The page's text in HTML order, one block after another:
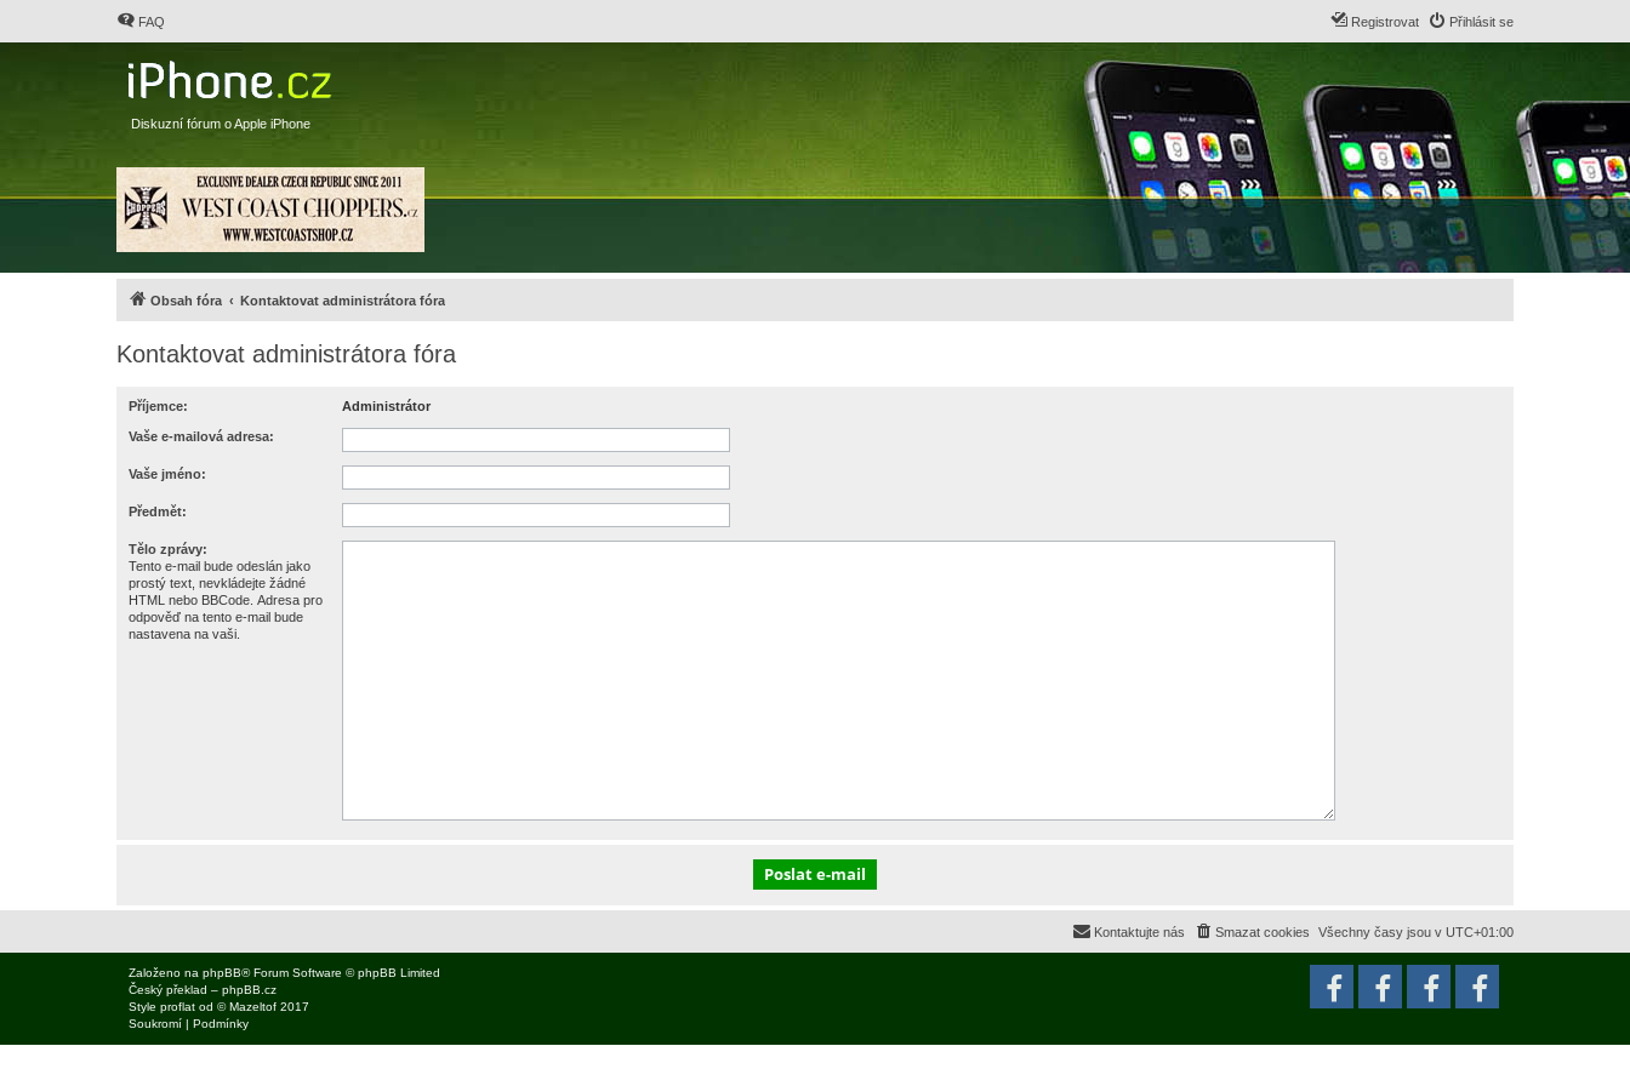
FAQ Přihlásit se
Registrovat
Diskuzní fórum o Apple iPhone
Obsah fóra Kontaktovat administrátora fóra
Kontaktovat administrátora fóra
Příjemce: Administrátor
Vaše e-mailová adresa:
Vaše jméno:
Předmět:
Tělo zprávy:
Tento e-mail bude odeslán jako
prostý text, nevkládejte žádné
HTML nebo BBCode. Adresa pro
odpověď na tento e-mail bude
nastavena na vaši.
Všechny časy jsou v UTC+01:00
Smazat cookies
Kontaktujte nás
Založeno na phpBB® Forum Software © phpBB Limited
Český překlad – phpBB.cz
Style proflat od ©Mazeltof 2017
Soukromí | Podmínky